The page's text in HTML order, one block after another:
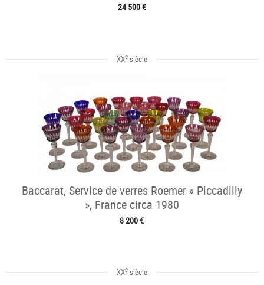
24 500 €
XXesiècle
Baccarat, Service de verres Roemer « Piccadilly
», France circa 1980
8 200 €
XXesiècle